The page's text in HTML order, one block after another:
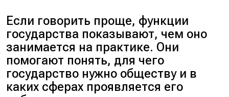
Если говорить проще, функции
государства показывают, чем оно
занимается на практике. Они
помогают понять, для чего
государство нужно обществу и в
каких сферах проявляется его